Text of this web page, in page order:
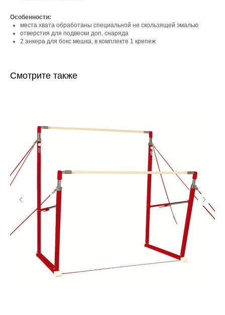
Особенности:
места хвата обработаны специальной не скользящей эмалью
отверстия для подвески доп. снаряда
2 анкера для бокс мешка, в комплекте 1 крепеж
Смотрите также